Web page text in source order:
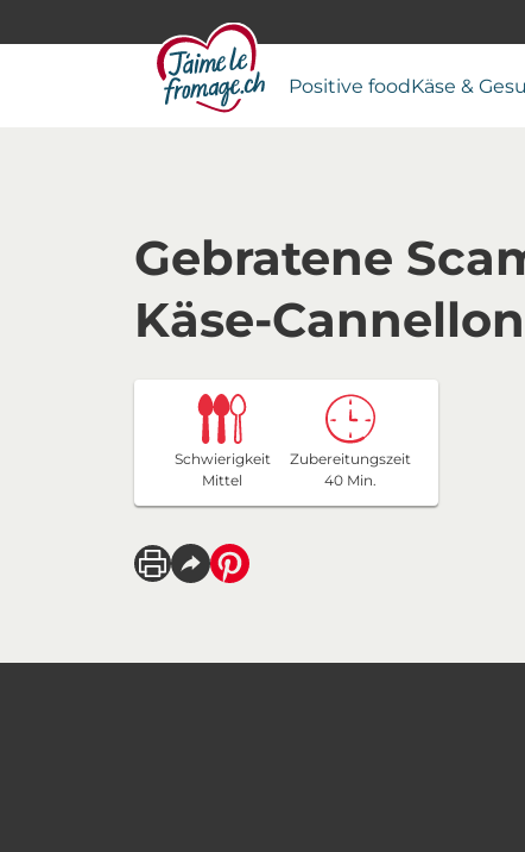
Positive foodKäse &
Gebratene
Käse-
Schwierigkeit
Mittel
Zubereitungszeit
40 Min.